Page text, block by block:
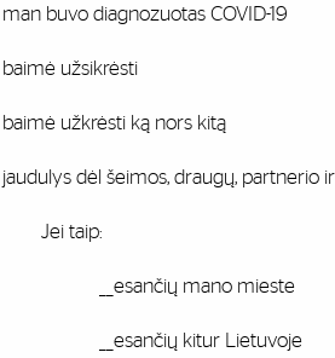
man buvo diagnozuotas COVID-19
baimė užsikrėsti
baimė užkrėsti ką nors kitą
jaudulys dėl šeimos, draugų, partnerio ir
taip:
mano mieste
kitur Lietuvoje